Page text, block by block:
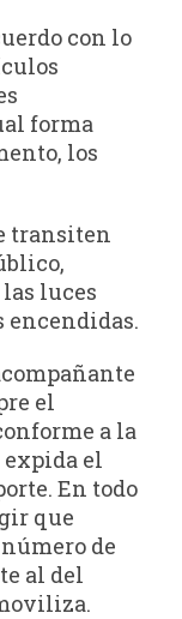
con lo
forma
los
transiten
luces
encendidas.
el
a la
el
En todo
que
de
al del